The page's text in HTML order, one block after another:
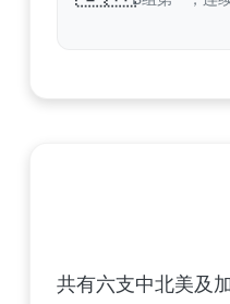
共有六支中北美及